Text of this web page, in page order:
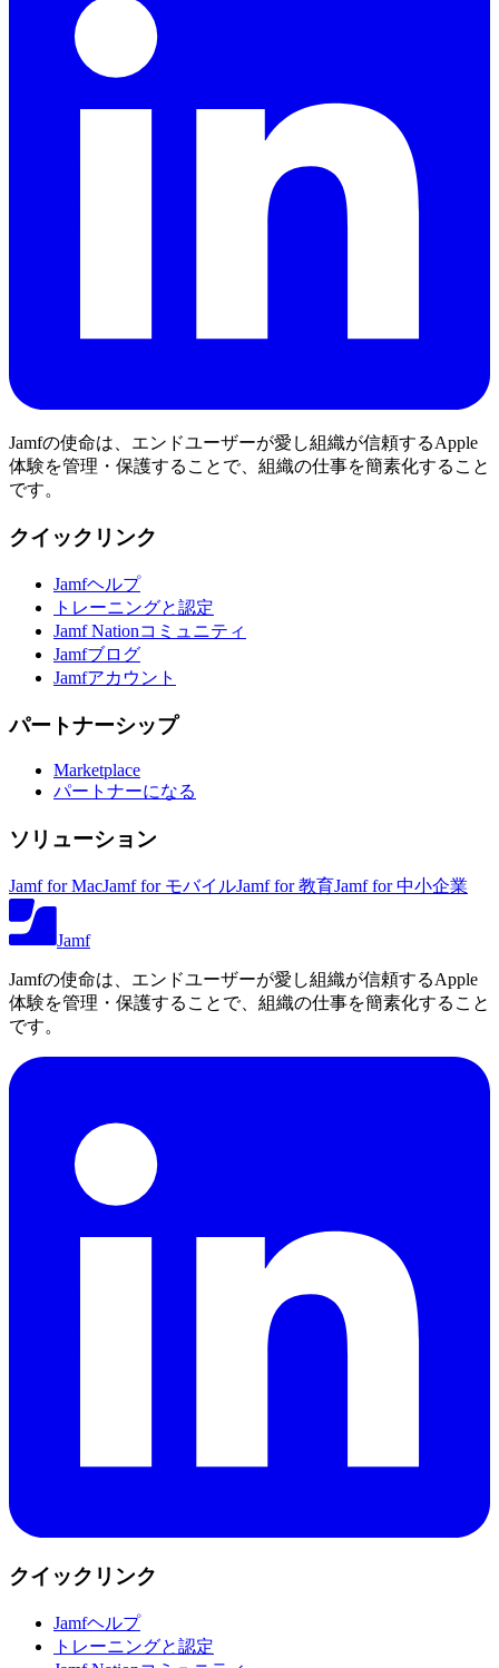
Jamfの使命は、エンドユーザーが愛し組織が信頼するApple
体験を管理・保護することで、組織の仕事を簡素化すること
です。
クイックリンク
Jamfヘルプ
トレーニングと認定
Jamf Nationコミュニティ
Jamfブログ
Jamfアカウント
パートナーシップ
Marketplace
パートナーになる
ソリューション
Jamf for MacJamf for モバイルJamf for 教育Jamf for 中小企業
Jamf
Jamfの使命は、エンドユーザーが愛し組織が信頼するApple
体験を管理・保護することで、組織の仕事を簡素化すること
です。
クイックリンク
Jamfヘルプ
トレーニングと認定